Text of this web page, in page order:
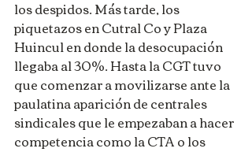
los despidos. Más tarde, los
piquetazos en Cutral Co y Plaza
Huincul en donde la desocupación
llegaba al 30%. Hasta la CGT tuvo
que comenzar a movilizarse ante la
paulatina aparición de centrales
sindicales que le empezaban a hacer
competencia como la CTA o los